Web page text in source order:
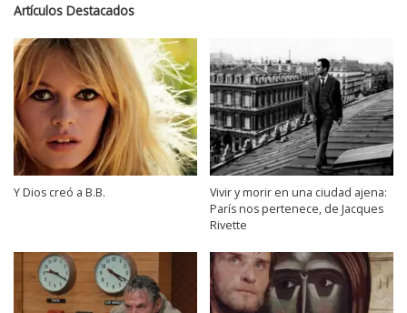
Artículos Destacados
Y Dios creó a B.B.
Vivir y morir en una ciudad ajena:
París nos pertenece, de Jacques
Rivette